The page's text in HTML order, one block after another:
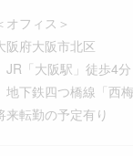
オフィス＞
阪府大阪市北区
JR「大阪駅」徒歩4分
地下鉄四つ橋線「西
来転勤の予定有り